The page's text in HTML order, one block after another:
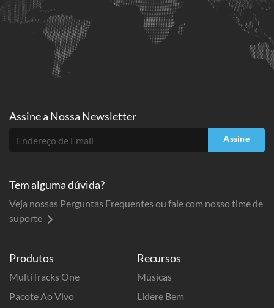
Produtos
MultiTracks One
Pacote Ao Vivo
Recursos
Músicas
Lidere Bem
Assine a Nossa Newsletter
Assine
Tem alguma dúvida?
Veja nossas Perguntas Frequentes ou fale com nosso time de
suporte